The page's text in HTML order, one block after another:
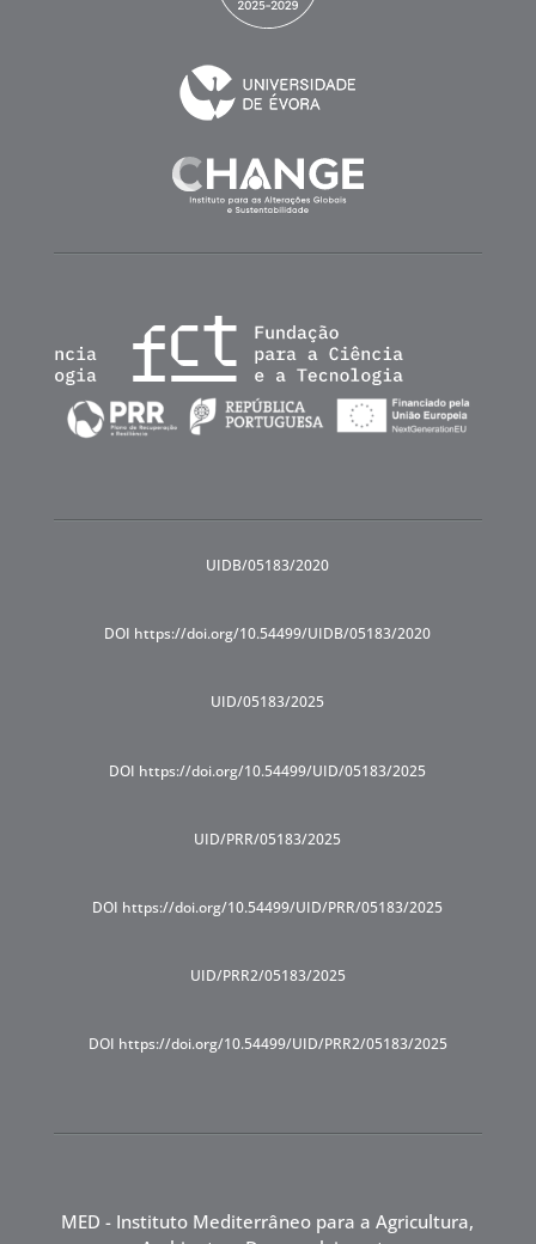
UIDB/05183/2020
DOI https://doi.org/10.54499/UIDB/05183/2020
UID/05183/2025
DOI https://doi.org/10.54499/UID/05183/2025
UID/PRR/05183/2025
DOI https://doi.org/10.54499/UID/PRR/05183/2025
UID/PRR2/05183/2025
DOI https://doi.org/10.54499/UID/PRR2/05183/2025
MED - Instituto Mediterrâneo para a Agricultura,